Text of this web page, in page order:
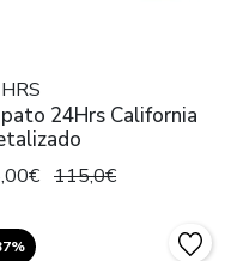
24Hrs California
115,0€